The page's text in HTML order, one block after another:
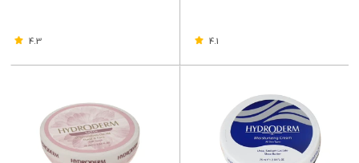
4.1
4.3